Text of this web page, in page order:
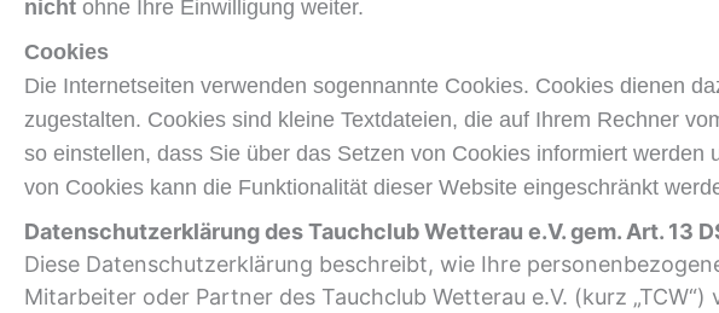
nicht ohne Ihre Einwilligung weiter.
Cookies
Die Internetseiten verwenden sogennannte Cookies. Cookies dienen
zugestalten. Cookies sind kleine Textdateien, die auf Ihrem Rechner
so einstellen, dass Sie über das Setzen von Cookies informiert
von Cookies kann die Funktionalität dieser Website eingeschränkt
Datenschutzerklärung des Tauchclub Wetterau e.V. gem. Art. 13
Diese Datenschutzerklärung beschreibt, wie Ihre
Mitarbeiter oder Partner des Tauchclub Wetterau e.V. (kurz